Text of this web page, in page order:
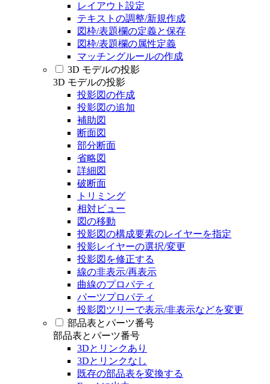
レイアウト設定
テキストの調整/新規作成
図枠/表題欄の定義と保存
図枠/表題欄の属性定義
マッチングルールの作成
3D モデルの投影
3D モデルの投影
投影図の作成
投影図の追加
補助図
断面図
部分断面
省略図
詳細図
破断面
トリミング
相対ビュー
図の移動
投影図の構成要素のレイヤーを指定
投影レイヤーの選択/変更
投影図を修正する
線の非表示/再表示
曲線のプロパティ
パーツプロパティ
投影図ツリーで表示/非表示などを変更
部品表とパーツ番号
部品表とパーツ番号
3Dとリンクあり
3Dとリンクなし
既存の部品表を変換する